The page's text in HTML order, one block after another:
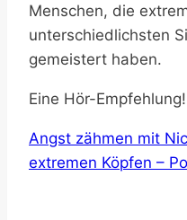
Menschen, die
unterschiedlichsten
gemeistert haben.
Eine Hör-Empfehlung!
Angst zähmen mit
extremen Köpfen –